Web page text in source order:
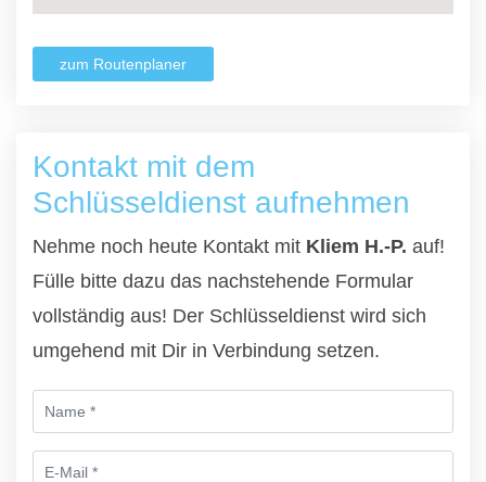
zum Routenplaner
Kontakt mit dem
Schlüsseldienst aufnehmen
Nehme noch heute Kontakt mit Kliem H.-P. auf!
Fülle bitte dazu das nachstehende Formular
vollständig aus! Der Schlüsseldienst wird sich
umgehend mit Dir in Verbindung setzen.